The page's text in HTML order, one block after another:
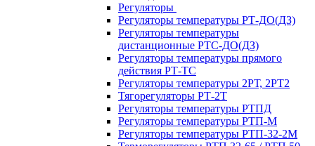
Регуляторы
Регуляторы температуры РТ-ДО(ДЗ)
Регуляторы температуры
дистанционные РТС-ДО(ДЗ)
Регуляторы температуры прямого
действия РТ-ТС
Регуляторы температуры 2РТ, 2РT2
Тягорегуляторы РТ-2Т
Регуляторы температуры РТПД
Регуляторы температуры РТП-M
Регуляторы температуры РТП-32-2М